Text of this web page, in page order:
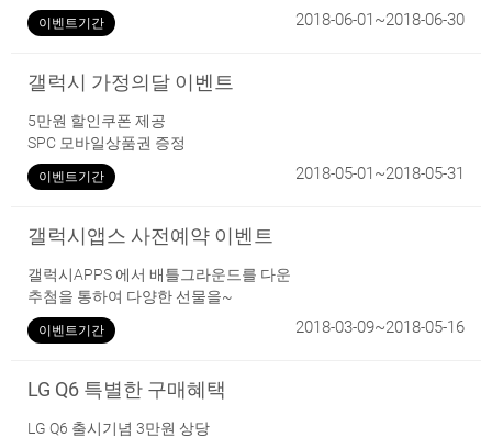
이벤트기간 2018-06-01~2018-06-30
갤럭시 가정의달 이벤트
5만원 할인쿠폰 제공
SPC 모바일상품권 증정
이벤트기간 2018-05-01~2018-05-31
갤럭시앱스 사전예약 이벤트
갤럭시APPS 에서 배틀그라운드를 다운
추첨을 통하여 다양한 선물을~
이벤트기간 2018-03-09~2018-05-16
LG Q6 특별한 구매혜택
LG Q6 출시기념 3만원 상당